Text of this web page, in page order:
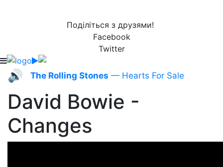
Поділіться з друзями!
Facebook
Twitter
🔊 The Rolling Stones — Hearts For Sale
David Bowie -
Changes